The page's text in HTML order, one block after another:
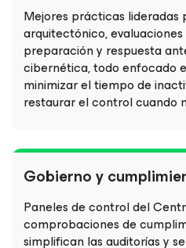
Mejores prácticas lideradas
arquitectónico,
preparación y respuesta
cibernética, todo enfocado
minimizar el tiempo de
restaurar el control cuando
Gobierno y
Paneles de control del
comprobaciones de
simplifican las auditorías y